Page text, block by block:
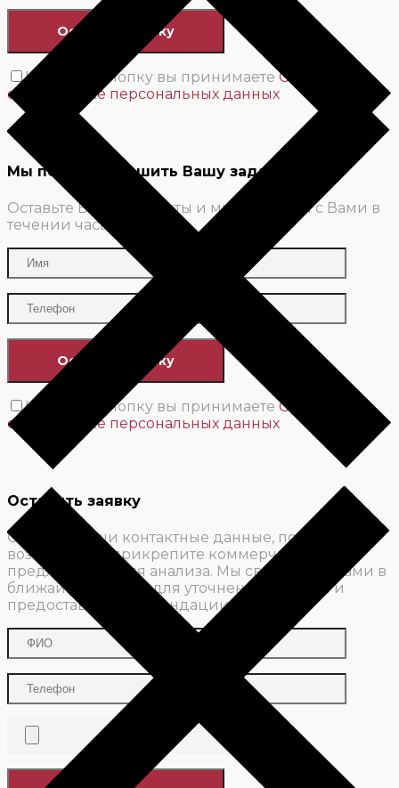
Нажимая кнопку вы принимаетеСоглашение
об обработке персональных данных
Мы поможем решить Вашу задачу
Оставьте Ваши контакты и мы свяжемся с Вами в
течении часа
Нажимая кнопку вы принимаетеСоглашение
об обработке персональных данных
Оставить заявку
Оставьте ваши контактные данные, по
возможности прикрепите коммерческое
предложение для анализа. Мы свяжемся с вами в
ближайшее время для уточнения деталей и
предоставим рекомендации.